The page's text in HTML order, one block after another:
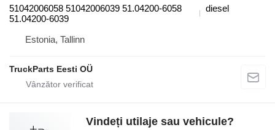
51042006058 51042006039 51.04200-6058
51.04200-6039
diesel
Estonia, Tallinn
TruckParts Eesti OÜ
Vindeți utilaje sau vehicule?